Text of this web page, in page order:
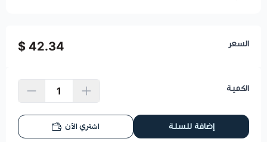
السعر 42.34 $
الكمية
إضافة للسلة اشتري الآن